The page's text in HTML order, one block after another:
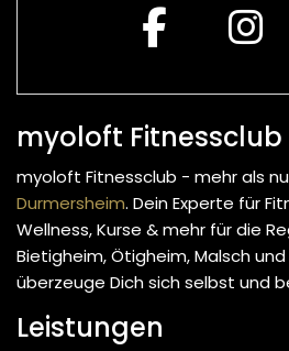
myoloft Fitnessclub
myoloft Fitnessclub - mehr als
Durmersheim. Dein Experte für
Wellness, Kurse & mehr für die
Bietigheim, Ötigheim, Malsch
überzeuge Dich sich selbst und
Leistungen